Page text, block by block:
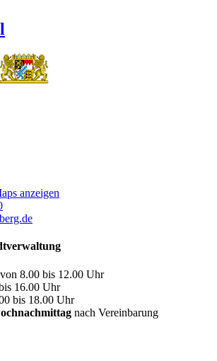
anzeigen
von 8.00 bis 12.00 Uhr
16.00 Uhr
bis 18.00 Uhr
nach Vereinbarung